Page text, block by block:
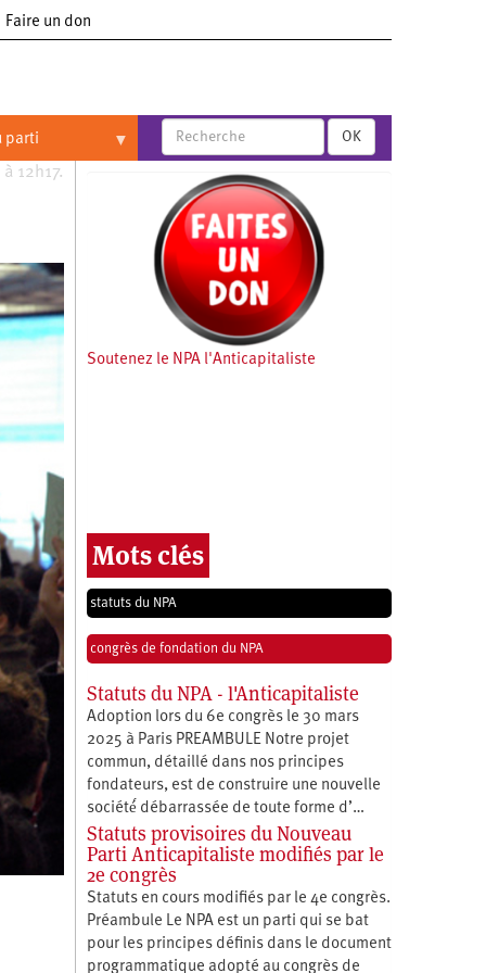
Faire un don
parti OK
12h17.
Soutenez le NPA l'Anticapitaliste
Mots clés
statuts du NPA
congrès de fondation du NPA
Statuts du NPA - l'Anticapitaliste
Adoption lors du 6e congrès le 30 mars
2025 à Paris PREAMBULE Notre projet
commun, détaillé dans nos principes
fondateurs, est de construire une nouvelle
société́ débarrassée de toute forme d’…
Statuts provisoires du Nouveau
Parti Anticapitaliste modifiés par le
2e congrès
Statuts en cours modifiés par le 4e congrès.
Préambule Le NPA est un parti qui se bat
pour les principes définis dans le document
programmatique adopté au congrès de